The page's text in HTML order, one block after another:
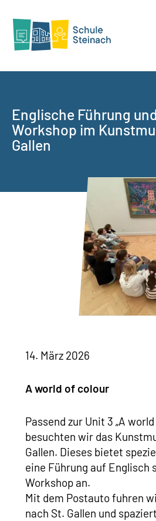
Englische Führung und
Workshop im
Gallen
14. März 2026
A world of colour
Passend zur Unit 3 „A
besuchten wir das
Gallen. Dieses bietet
eine Führung auf Englisch
Workshop an.
Mit dem Postauto fuhren
nach St. Gallen und